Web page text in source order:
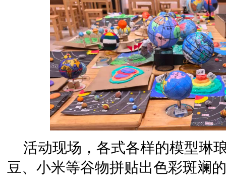
活动现场，各式各样的模型琳
豆、小米等谷物拼贴出色彩斑斓